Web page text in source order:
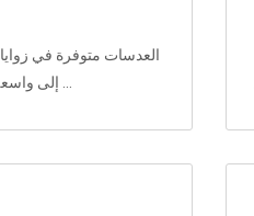
العدسات متوفرة في